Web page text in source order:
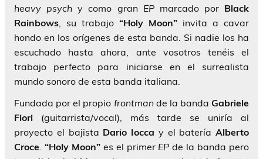
heavy psych y como gran EPmarcado por Black
Rainbows , su trabajo “Holy Moon” invita a cavar
hondo en los orígenes de esta banda. Si nadie los ha
escuchado hasta ahora, ante vosotros tenéis el
trabajo perfecto para iniciarse en el surrealista
mundo sonoro de esta banda italiana.
Fundada por el propio frontmande la banda Gabriele
Fiori (guitarrista/vocal), más tarde se uniría al
proyecto el bajista Dario Iocca y el batería Alberto
Croce “Holy Moon” es el primer EPde la banda pero